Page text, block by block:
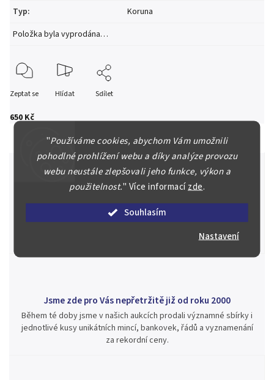
"Používáme cookies, abychom Vám umožnili
pohodlné prohlížení webu a díky analýze provozu
webu neustále zlepšovali jeho funkce, výkon a
použitelnost." Více informacízde.
Souhlasím
Nastavení
650 Kč
Typ:
Koruna
Položka byla vyprodána…
Zeptat se Hlídat Sdílet
Náš kolektiv specialistů a znalců se Vám bude plně věnovat.
Posoudíme kvalitu a pravost Vašeho materiálu, prodáme v naší
aukci nebo Vám poradíme kam investovat.
Jsme zde pro Vás nepřetržitě již od roku 2000
Během té doby jsme v našich aukcích prodali významné sbírky i
jednotlivé kusy unikátních mincí, bankovek, řádů a vyznamenání
za rekordní ceny.